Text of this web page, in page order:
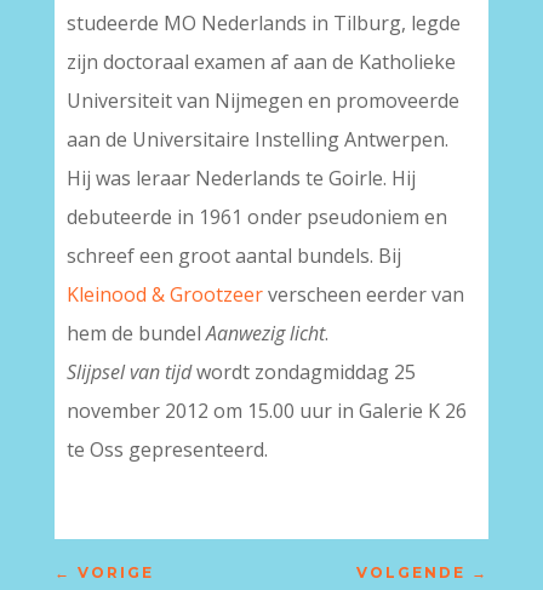
studeerde MO Nederlands in Tilburg, legde
zijn doctoraal examen af aan de Katholieke
Universiteit van Nijmegen en promoveerde
aan de Universitaire Instelling Antwerpen.
Hij was leraar Nederlands te Goirle. Hij
debuteerde in 1961 onder pseudoniem en
schreef een groot aantal bundels. Bij
Kleinood & Grootzeerverscheen eerder van
hem de bundelAanwezig licht.
Slijpsel van tijdwordt zondagmiddag 25
november 2012 om 15.00 uur in Galerie K 26
te Oss gepresenteerd.
← VORIGE VOLGENDE →